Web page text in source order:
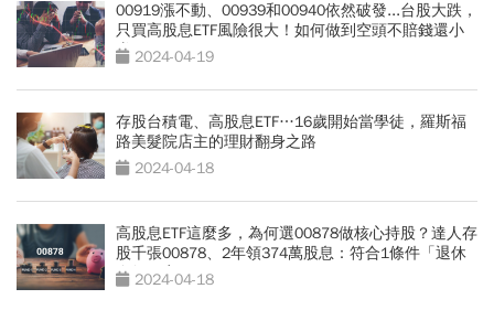
00919漲不動、00939和00940依然破發...台股大跌，
只買高股息ETF風險很大！如何做到空頭不賠錢還小
賺？2024-04-19
存股台積電、高股息ETF…16歲開始當學徒，羅斯福
路美髮院店主的理財翻身之路
2024-04-18
高股息ETF這麼多，為何選00878做核心持股？達人存
股千張00878、2年領374萬股息：符合1條件「退休
金領不完」
2024-04-18